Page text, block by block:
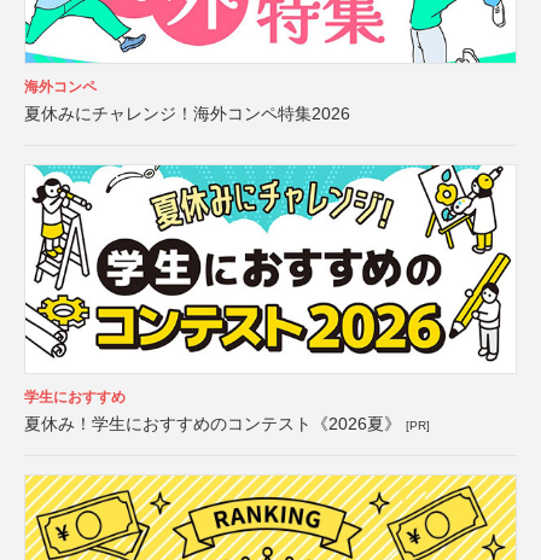
海外コンペ
夏休みにチャレンジ！海外コンペ特集2026
学生におすすめ
夏休み！学生におすすめのコンテスト《2026夏》 [PR]